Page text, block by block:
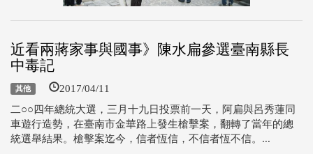
近看兩蔣家事與國事》陳水扁參選臺南縣長
中毒記
其他 2017/04/11
二○○四年總統大選，三月十九日投票前一天，阿扁與呂秀蓮同
車遊行造勢，在臺南市金華路上發生槍擊案，翻轉了當年的總
統選舉結果。槍擊案迄今，信者恆信，不信者恆不信。...